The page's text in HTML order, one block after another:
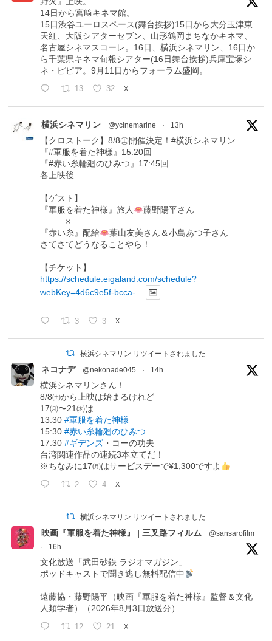
14日から宮﨑キネマ館。
15日渋谷ユーロスペース(舞台挨拶)15日から大分玉津東
天紅、大阪シアターセブン、山形鶴岡まちなかキネマ、
名古屋シネマスコーレ。16日、横浜シネマリン、16日か
ら千葉県キネマ旬報シアター(16日舞台挨拶)兵庫宝塚シ
ネ・ピピア。9月11日からフォーラム盛岡。
13 32 X
横浜シネマリン @ycinemarine · 13h
【クロストーク】8/8㊏開催決定！#横浜シネマリン
『#軍服を着た神様』15:20回
『#赤い糸輪廻のひみつ』17:45回
各上映後
【ゲスト】
『軍服を着た神様』旅人
藤野陽平さん
×
『赤い糸』配給
葉山友美さん＆小島あつ子さん
さてさてどうなることやら！
【チケット】
https://schedule.eigaland.com/schedule?
webKey=4d6c9e5f-bcca-...
3 3 X
横浜シネマリン リツイートされました
ネコナデ @nekonade045 · 14h
横浜シネマリンさん！
8/8㈯から上映は始まるけれど
17㈪〜21㈭は
13:30#軍服を着た神様
15:30#赤い糸輪廻のひみつ
17:30#ギデンズ ・コーの功夫
台湾関連作品の連続3本立てだ！
※ちなみに17㈪はサービスデーで¥1,300ですよ
2 4 X
横浜シネマリン リツイートされました
映画『軍服を着た神様』 | 三叉路フィルム
@sansarofilm
·
16h
文化放送「武田砂鉄 ラジオマガジン」
ポッドキャストで聞き逃し無料配信中
遠藤協・藤野陽平（映画『軍服を着た神様』監督＆文化
人類学者）（2026年8月3日放送分）
12 21 X